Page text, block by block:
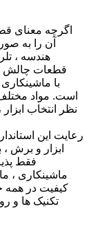
اگرچه معنای
آن را به
هندسه ،
قطعات چالش
است. مواد مختلف
نظر انتخاب
رعایت این
ابزار و برش
فقط
ماشینکاری ،
کیفیت در همه
تکنیک ها و